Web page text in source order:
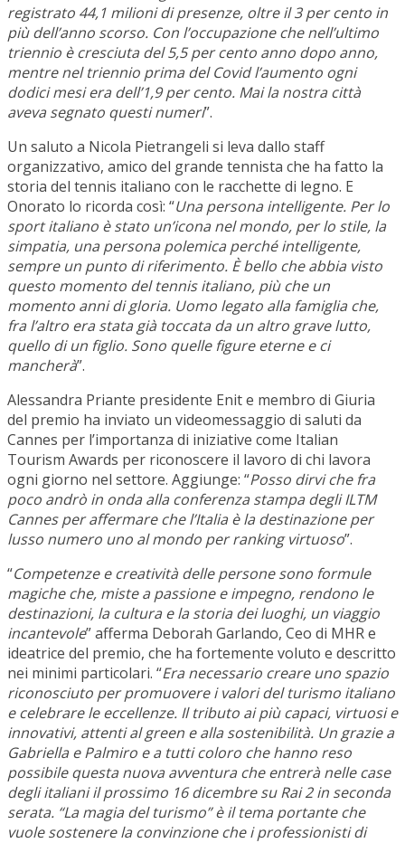
registrato 44,1 milioni di presenze, oltre il 3 per cento in
più dell’anno scorso. Con l’occupazione che nell’ultimo
triennio è cresciuta del 5,5 per cento anno dopo anno,
mentre nel triennio prima del Covid l’aumento ogni
dodici mesi era dell’1,9 per cento. Mai la nostra città
aveva segnato questi numeri”.
Un saluto a Nicola Pietrangeli si leva dallo staff
organizzativo, amico del grande tennista che ha fatto la
storia del tennis italiano con le racchette di legno. E
Onorato lo ricorda così: “Una persona intelligente. Per lo
sport italiano è stato un’icona nel mondo, per lo stile, la
simpatia, una persona polemica perché intelligente,
sempre un punto di riferimento. È bello che abbia visto
questo momento del tennis italiano, più che un
momento anni di gloria. Uomo legato alla famiglia che,
fra l’altro era stata già toccata da un altro grave lutto,
quello di un figlio. Sono quelle figure eterne e ci
mancherà”.
Alessandra Priante presidente Enit e membro di Giuria
del premio ha inviato un videomessaggio di saluti da
Cannes per l’importanza di iniziative come Italian
Tourism Awards per riconoscere il lavoro di chi lavora
ogni giorno nel settore. Aggiunge: “Posso dirvi che fra
poco andrò in onda alla conferenza stampa degli ILTM
Cannes per affermare che l’Italia è la destinazione per
lusso numero uno al mondo per ranking virtuoso”.
“Competenze e creatività delle persone sono formule
magiche che, miste a passione e impegno, rendono le
destinazioni, la cultura e la storia dei luoghi, un viaggio
incantevole” afferma Deborah Garlando, Ceo di MHR e
ideatrice del premio, che ha fortemente voluto e descritto
nei minimi particolari. “Era necessario creare uno spazio
riconosciuto per promuovere i valori del turismo italiano
e celebrare le eccellenze. Il tributo ai più capaci, virtuosi e
innovativi, attenti al green e alla sostenibilità. Un grazie a
Gabriella e Palmiro e a tutti coloro che hanno reso
possibile questa nuova avventura che entrerà nelle case
degli italiani il prossimo 16 dicembre su Rai 2 in seconda
serata. “La magia del turismo” è il tema portante che
vuole sostenere la convinzione che i professionisti di